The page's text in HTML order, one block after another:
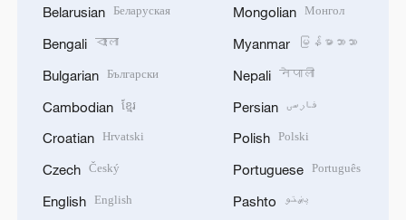
Belarusian Беларуская
Bengali বাংলা
Bulgarian Български
Cambodian ខ្មែរ
Croatian Hrvatski
Czech Český
English English
Mongolian Монгол
Myanmar မြန်မာဘာသာ
Nepali नेपाली
Persian فارسی
Polish Polski
Portuguese Português
Pashto پښتو